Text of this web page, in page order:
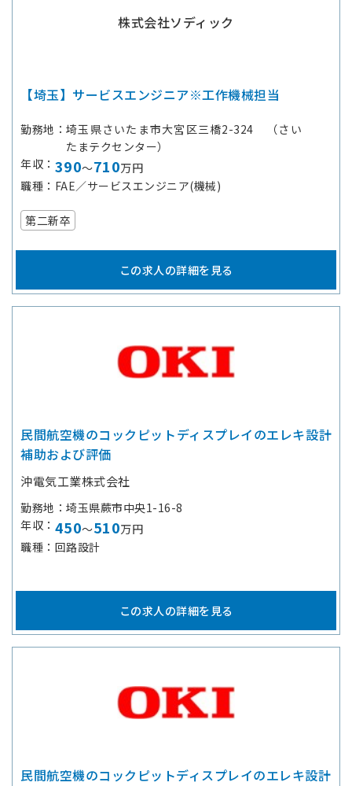
株式会社ソディック
【埼玉】サービスエンジニア※工作機械担当
勤務地
埼玉県さいたま市大宮区三橋2-324 （さい
たまテクセンター）
年収
390～710万円
職種
FAE／サービスエンジニア(機械)
第二新卒
この求人の詳細を見る
民間航空機のコックピットディスプレイのエレキ設計
補助および評価
沖電気工業株式会社
勤務地
埼玉県蕨市中央1-16-8
年収
450～510万円
職種
回路設計
この求人の詳細を見る
民間航空機のコックピットディスプレイのエレキ設計